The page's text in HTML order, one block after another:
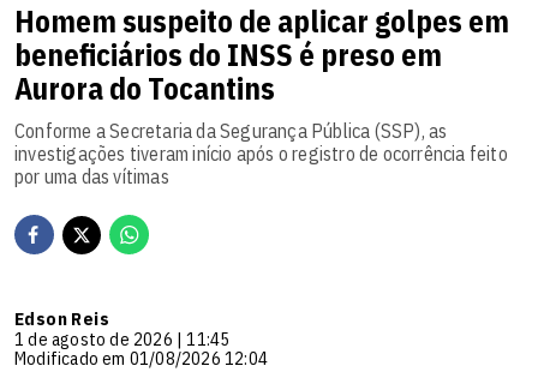
Homem suspeito de aplicar golpes em
beneficiários do INSS é preso em
Aurora do Tocantins
Conforme a Secretaria da Segurança Pública (SSP), as
investigações tiveram início após o registro de ocorrência feito
por uma das vítimas
Edson Reis
1 de agosto de 2026 | 11:45
Modificado em 01/08/2026 12:04